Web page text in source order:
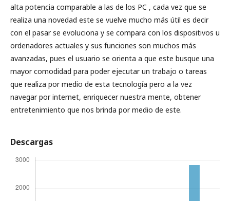
alta potencia comparable a las de los PC , cada vez que se
realiza una novedad este se vuelve mucho más útil es decir
con el pasar se evoluciona y se compara con los dispositivos u
ordenadores actuales y sus funciones son muchos más
avanzadas, pues el usuario se orienta a que este busque una
mayor comodidad para poder ejecutar un trabajo o tareas
que realiza por medio de esta tecnología pero a la vez
navegar por internet, enriquecer nuestra mente, obtener
entretenimiento que nos brinda por medio de este.
Descargas